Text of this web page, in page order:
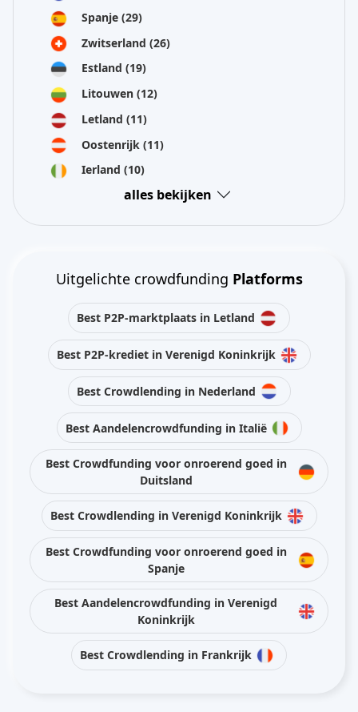
Spanje (29)
Zwitserland (26)
Estland (19)
Litouwen (12)
Letland (11)
Oostenrijk (11)
Ierland (10)
alles bekijken
Uitgelichte crowdfunding Platforms
Best P2P-marktplaats in Letland
Best P2P-krediet in Verenigd Koninkrijk
Best Crowdlending in Nederland
Best Aandelencrowdfunding in Italië
Best Crowdfunding voor onroerend goed in
Duitsland
Best Crowdlending in Verenigd Koninkrijk
Best Crowdfunding voor onroerend goed in
Spanje
Best Aandelencrowdfunding in Verenigd
Koninkrijk
Best Crowdlending in Frankrijk